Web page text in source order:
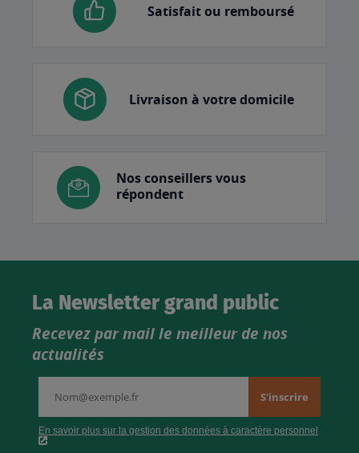
Satisfait ou remboursé
Livraison à votre domicile
Nos conseillers vous
répondent
La Newsletter grand public
Recevez par mail le meilleur de nos
actualités